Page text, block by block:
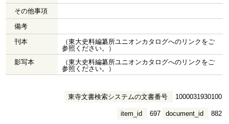
その他事項
備考
刊本
（東大史料編纂所ユニオンカタログへのリンクをご
参照ください。）
影写本
（東大史料編纂所ユニオンカタログへのリンクをご
参照ください。）
東寺文書検索システムの文書番号 1000031930100
document_id 882
item_id 697